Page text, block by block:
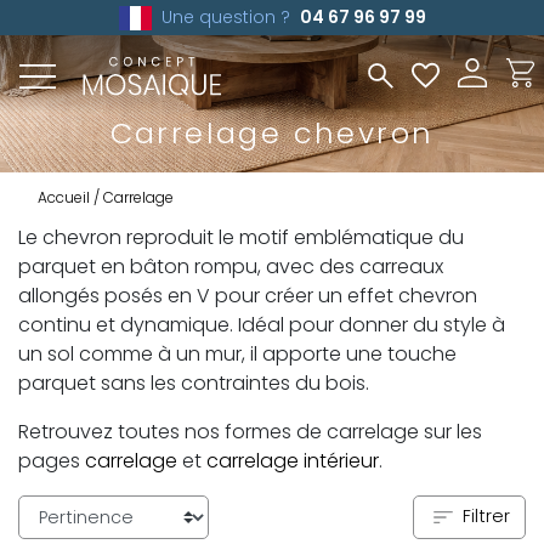
Une question ? 04 67 96 97 99
Carrelage chevron
Accueil Carrelage
Le chevron reproduit le motif emblématique du
parquet en bâton rompu, avec des carreaux
allongés posés en V pour créer un effet chevron
continu et dynamique. Idéal pour donner du style à
un sol comme à un mur, il apporte une touche
parquet sans les contraintes du bois.
Retrouvez toutes nos formes de carrelage sur les
pages carrelage etcarrelage intérieur.
Filtrer